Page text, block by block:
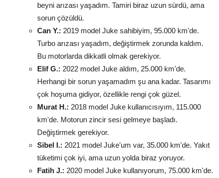
beyni arızası yaşadım. Tamiri biraz uzun sürdü, ama
sorun çözüldü.
Can Y.: 2019 model Juke sahibiyim, 95.000 km'de.
Turbo arızası yaşadım, değiştirmek zorunda kaldım.
Bu motorlarda dikkatli olmak gerekiyor.
Elif G.: 2022 model Juke aldım, 25.000 km'de.
Herhangi bir sorun yaşamadım şu ana kadar. Tasarımı
çok hoşuma gidiyor, özellikle rengi çok güzel.
Murat H.: 2018 model Juke kullanıcısıyım, 115.000
km'de. Motorun zincir sesi gelmeye başladı.
Değiştirmek gerekiyor.
Sibel I.: 2021 model Juke'um var, 35.000 km'de. Yakıt
tüketimi çok iyi, ama uzun yolda biraz yoruyor.
Fatih J.: 2020 model Juke kullanıyorum, 75.000 km'de.